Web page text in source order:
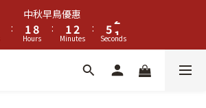
中秋早鳥優惠
:
2
1
0
9
8
7
Hours
:
2
1
0
3
2
1
Minutes
:
5
4
2
1
0
Seconds